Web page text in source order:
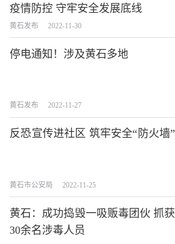
疫情防控 守牢安全发展底线
黄石发布 2022-11-30
停电通知！涉及黄石多地
黄石发布 2022-11-27
反恐宣传进社区 筑牢安全“防火墙”
黄石市公安局 2022-11-25
黄石：成功捣毁一吸贩毒团伙 抓获
30余名涉毒人员